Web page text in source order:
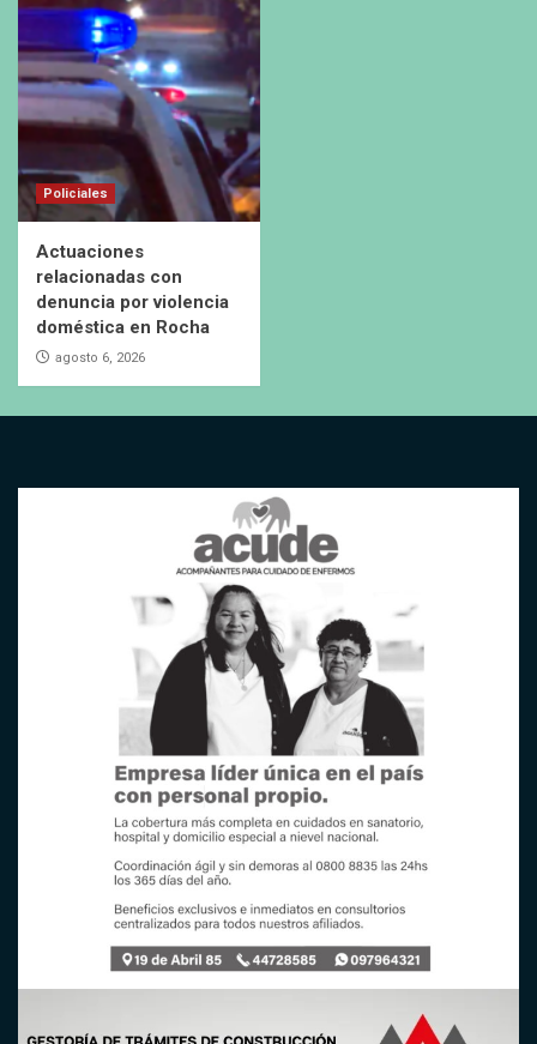
Policiales
Actuaciones
relacionadas con
denuncia por violencia
doméstica en Rocha
agosto 6, 2026